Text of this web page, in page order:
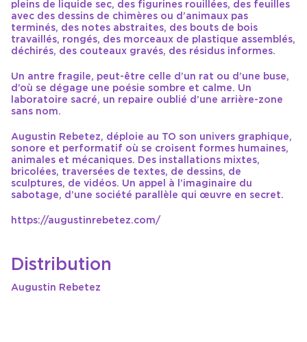
pleins de liquide sec, des figurines rouillées, des feuilles
avec des dessins de chimères ou d’animaux pas
terminés, des notes abstraites, des bouts de bois
travaillés, rongés, des morceaux de plastique assemblés,
déchirés, des couteaux gravés, des résidus informes.
Un antre fragile, peut-être celle d’un rat ou d’une buse,
d’où se dégage une poésie sombre et calme. Un
laboratoire sacré, un repaire oublié d’une arrière-zone
sans nom.
Augustin Rebetez, déploie au TO son univers graphique,
sonore et performatif où se croisent formes humaines,
animales et mécaniques. Des installations mixtes,
bricolées, traversées de textes, de dessins, de
sculptures, de vidéos. Un appel à l’imaginaire du
sabotage, d’une société parallèle qui œuvre en secret.
https://augustinrebetez.com/
Distribution
Augustin Rebetez